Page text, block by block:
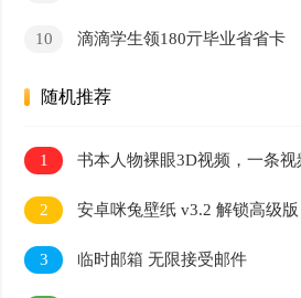
10 滴滴学生领180亓毕业省省卡
随机推荐
1
书本人物裸眼3D视频，一条视
千，保姆级教程
2
安卓咪兔壁纸 v3.2 解锁高级版
3 临时邮箱 无限接受邮件